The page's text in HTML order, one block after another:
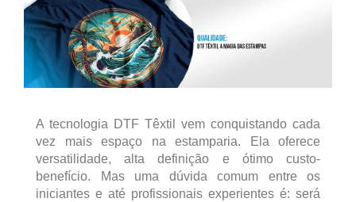
A tecnologia DTF Têxtil vem conquistando cada
vez mais espaço na estamparia. Ela oferece
versatilidade, alta definição e ótimo custo-
benefício. Mas uma dúvida comum entre os
iniciantes e até profissionais experientes é: será